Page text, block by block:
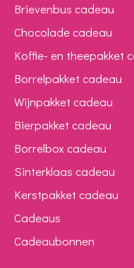
Brievenbus cadeau
Chocolade cadeau
Koffie- en theepakket
Borrelpakket cadeau
Wijnpakket cadeau
Bierpakket cadeau
Borrelbox cadeau
Sinterklaas cadeau
Kerstpakket cadeau
Cadeaus
Cadeaubonnen